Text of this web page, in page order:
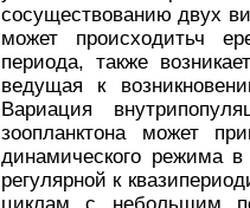
сосуществованию двух
может происходитьч
периода, также
ведущая к
Вариация
зоопланктона может
динамического режима
регулярной к